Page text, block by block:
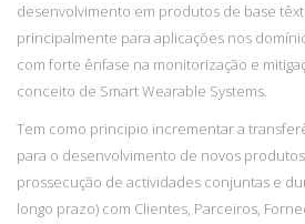
desenvolvimento em produtos de base
principalmente para aplicações nos
com forte ênfase na monitorização e
conceito de Smart Wearable Systems.
Tem como principio incrementar a
para o desenvolvimento de novos
prossecução de actividades conjuntas e
longo prazo) com Clientes, Parceiros,